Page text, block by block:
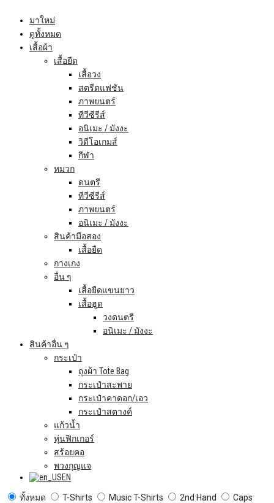
มาใหม่
ดูทั้งหมด
เสื้อผ้า
เสื้อยืด
เสื้อวง
สตรีตแฟชัน
ภาพยนตร์
ทีวีซีรีส์
อนิเมะ / มังงะ
วิดีโอเกมส์
กีฬา
หมวก
ดนตรี
ทีวีซีรีส์
ภาพยนตร์
อนิเมะ / มังงะ
สินค้ามือสอง
เสื้อยืด
กางเกง
อื่น ๆ
เสื้อยืดแขนยาว
เสื้อฮูด
วงดนตรี
อนิเมะ / มังงะ
สินค้าอื่น ๆ
กระเป๋า
ถุงผ้า Tote Bag
กระเป๋าสะพาย
กระเป๋าคาดอก/เอว
กระเป๋าสตางค์
แก้วน้ำ
หุ่นฟิกเกอร์
สร้อยคอ
พวงกุญแจ
EN
ทั้งหมด T-Shirts Music T-Shirts 2nd Hand Caps